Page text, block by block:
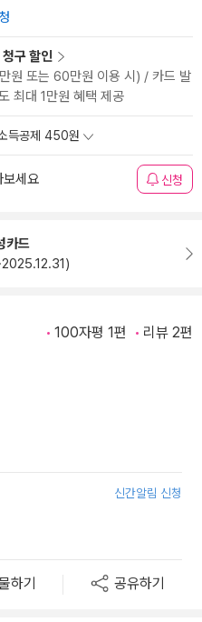
구 할인
원 또는 60만원 이용 시) / 카드 발
최대 1만원 혜택 제공
득공제 450원
보세요 신청
카드
100자평 1편 리뷰 2편
신간알림 신청
하기 공유하기